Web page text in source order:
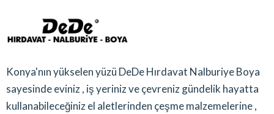
Konya'nın yükselen yüzü DeDe Hırdavat Nalburiye Boya
sayesinde eviniz , iş yeriniz ve çevreniz gündelik hayatta
kullanabileceğiniz el aletlerinden çeşme malzemelerine ,